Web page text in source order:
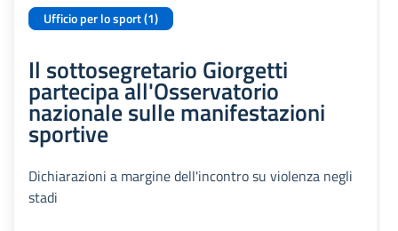
Ufficio per lo sport (1)
Il sottosegretario Giorgetti
partecipa all'Osservatorio
nazionale sulle manifestazioni
sportive
Dichiarazioni a margine dell'incontro su violenza negli
stadi